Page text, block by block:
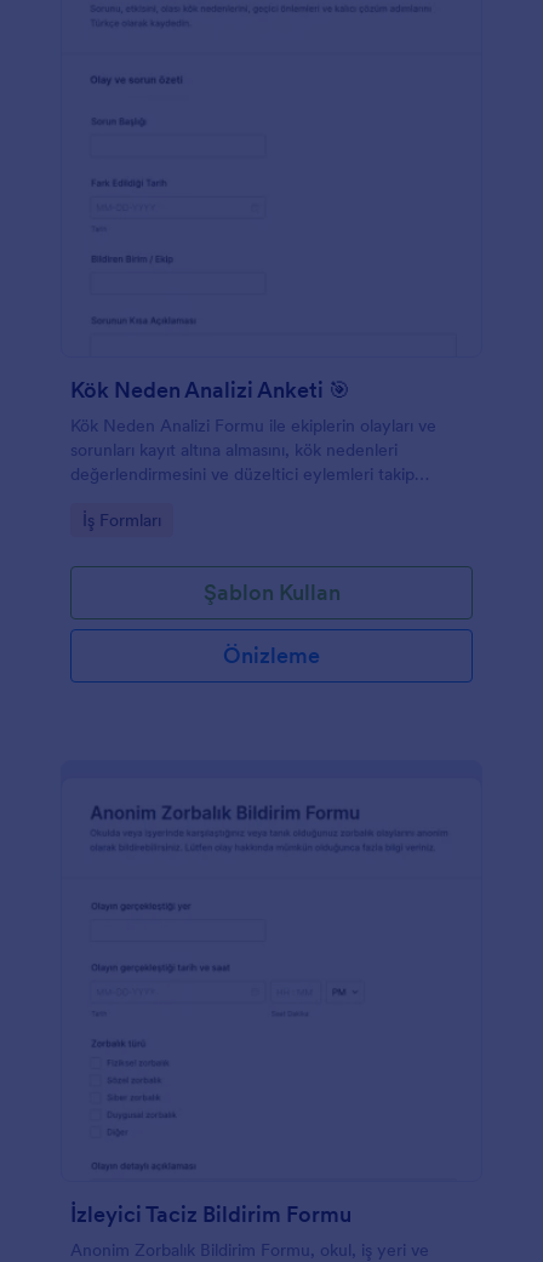
Kök Neden Analizi Anketi 🎯
Kök Neden Analizi Formu ile ekiplerin olayları ve
sorunları kayıt altına almasını, kök nedenleri
değerlendirmesini ve düzeltici eylemleri takip
veri toplama sağlayın.
Go to Category:
İş Formları
Şablon Kullan
Önizleme
İzleyici Taciz Bildirim Formu
Anonim Zorbalık Bildirim Formu, okul, iş yeri ve